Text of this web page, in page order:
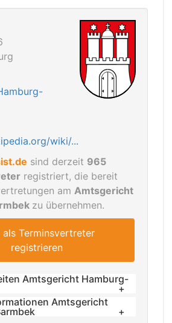
wiki/...
sind derzeit 965
registriert, die bereit
am Amtsgericht
zu übernehmen.
Terminsvertreter
registrieren
Amtsgericht Hamburg-
Amtsgericht